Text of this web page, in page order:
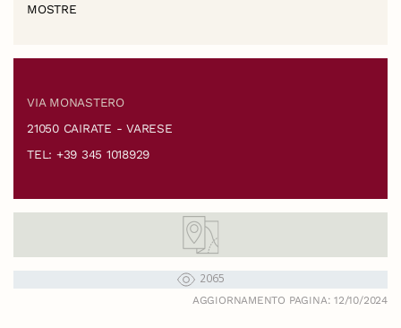
MOSTRE
VIA MONASTERO
21050 CAIRATE - VARESE
TEL: +39 345 1018929
2065
AGGIORNAMENTO PAGINA: 12/10/2024